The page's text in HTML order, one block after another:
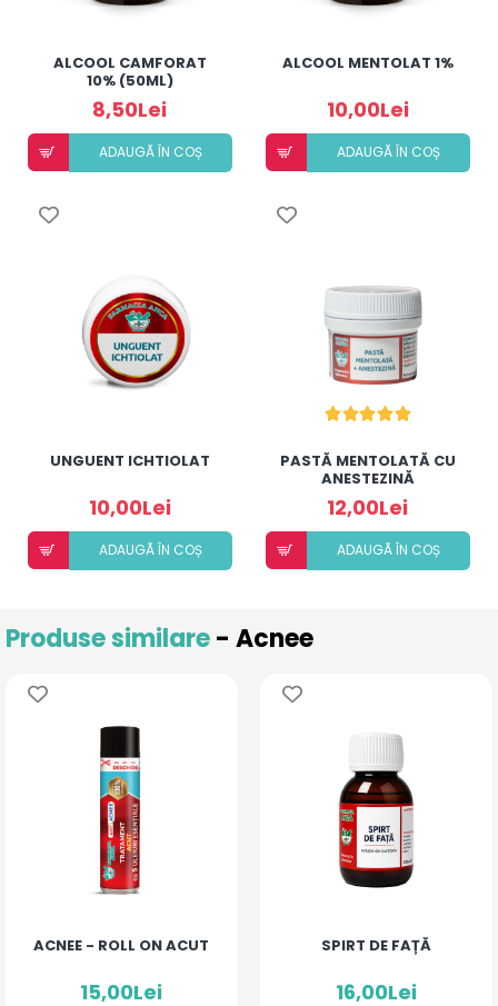
ALCOOL CAMFORAT
10% (50ML)
8,50Lei
ADAUGÃ ÎN COȘ
ALCOOL MENTOLAT 1%
10,00Lei
ADAUGÃ ÎN COȘ
UNGUENT ICHTIOLAT
10,00Lei
ADAUGÃ ÎN COȘ
PASTĂ MENTOLATĂ CU
ANESTEZINĂ
12,00Lei
ADAUGÃ ÎN COȘ
Produse similare- Acnee
ACNEE - ROLL ON ACUT
15,00Lei
SPIRT DE FAȚĂ
16,00Lei